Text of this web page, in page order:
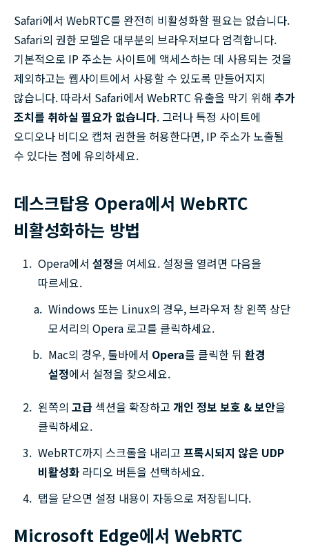
Safari에서 WebRTC를 완전히 비활성화할 필요는 없습니다.
Safari의 권한 모델은 대부분의 브라우저보다 엄격합니다.
기본적으로 IP 주소는 사이트에 액세스하는 데 사용되는 것을
제외하고는 웹사이트에서 사용할 수 있도록 만들어지지
않습니다. 따라서 Safari에서 WebRTC 유출을 막기 위해 추가
조치를 취하실 필요가 없습니다. 그러나 특정 사이트에
오디오나 비디오 캡처 권한을 허용한다면, IP 주소가 노출될
수 있다는 점에 유의하세요.
데스크탑용 Opera에서 WebRTC
비활성화하는 방법
Opera에서 설정을 여세요. 설정을 열려면 다음을
따르세요.
Windows 또는 Linux의 경우, 브라우저 창 왼쪽 상단
모서리의 Opera 로고를 클릭하세요.
Mac의 경우, 툴바에서 Opera를 클릭한 뒤 환경
설정에서 설정을 찾으세요.
왼쪽의 고급 섹션을 확장하고 개인 정보 보호 & 보안을
클릭하세요.
WebRTC까지 스크롤을 내리고 프록시되지 않은 UDP
비활성화 라디오 버튼을 선택하세요.
탭을 닫으면 설정 내용이 자동으로 저장됩니다.
Microsoft Edge에서 WebRTC